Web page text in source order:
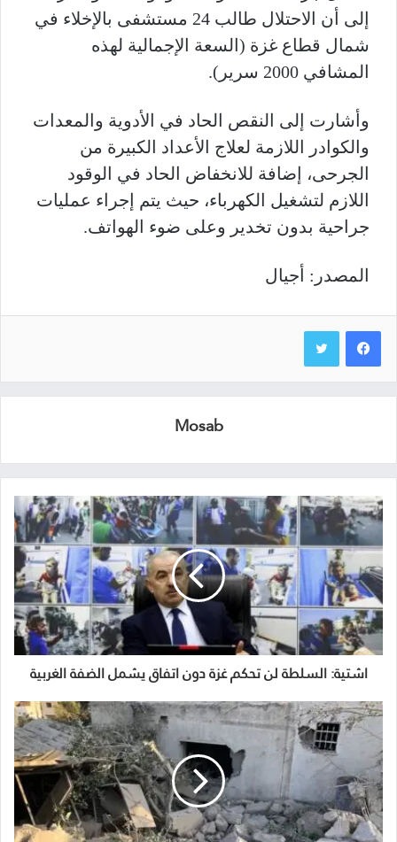
إلى أن الاحتلال طالب 24 مستشفى بالإخلاء في
شمال قطاع غزة (السعة الإجمالية لهذه
المشافي 2000 سرير).
وأشارت إلى النقص الحاد في الأدوية والمعدات
والكوادر اللازمة لعلاج الأعداد الكبيرة من
الجرحى، إضافة للانخفاض الحاد في الوقود
اللازم لتشغيل الكهرباء، حيث يتم إجراء عمليات
جراحية بدون تخدير وعلى ضوء الهواتف.
المصدر: أجيال
Mosab
اشتية: السلطة لن تحكم غزة دون اتفاق يشمل الضفة الغربية